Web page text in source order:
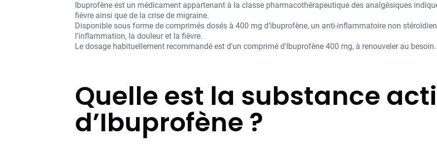
Ibuprofène est un médicament appartenant à la classe pharmacothérapeutique des analgésiques
fièvre ainsi que de la crise de migraine.
Disponible sous forme de comprimés dosés à 400 mg d’ibuprofène, un anti-inflammatoire non
l’inflammation, la douleur et la fièvre.
Le dosage habituellement recommandé est d'un comprimé d'Ibuprofène 400 mg, à renouveler au besoin.
Quelle est la substance
d’Ibuprofène ?